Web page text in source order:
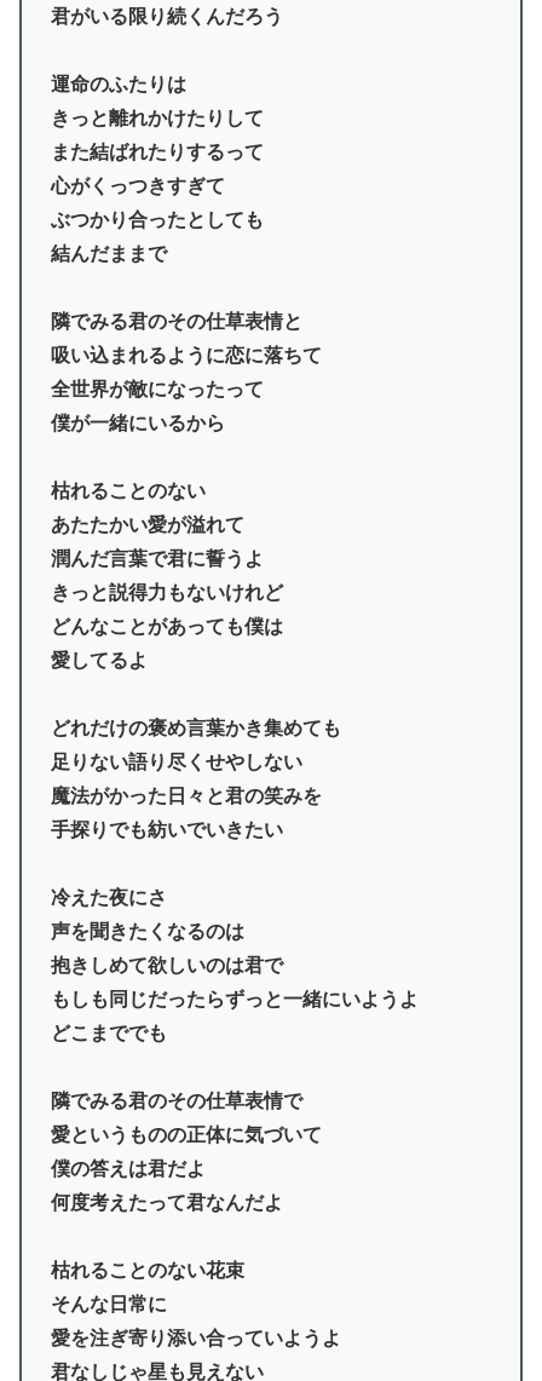
君がいる限り続くんだろう
運命のふたりは
きっと離れかけたりして
また結ばれたりするって
心がくっつきすぎて
ぶつかり合ったとしても
結んだままで
隣でみる君のその仕草表情と
吸い込まれるように恋に落ちて
全世界が敵になったって
僕が一緒にいるから
枯れることのない
あたたかい愛が溢れて
潤んだ言葉で君に誓うよ
きっと説得力もないけれど
どんなことがあっても僕は
愛してるよ
どれだけの褒め言葉かき集めても
足りない語り尽くせやしない
魔法がかった日々と君の笑みを
手探りでも紡いでいきたい
冷えた夜にさ
声を聞きたくなるのは
抱きしめて欲しいのは君で
もしも同じだったらずっと一緒にいようよ
どこまででも
隣でみる君のその仕草表情で
愛というものの正体に気づいて
僕の答えは君だよ
何度考えたって君なんだよ
枯れることのない花束
そんな日常に
愛を注ぎ寄り添い合っていようよ
君なしじゃ星も見えない